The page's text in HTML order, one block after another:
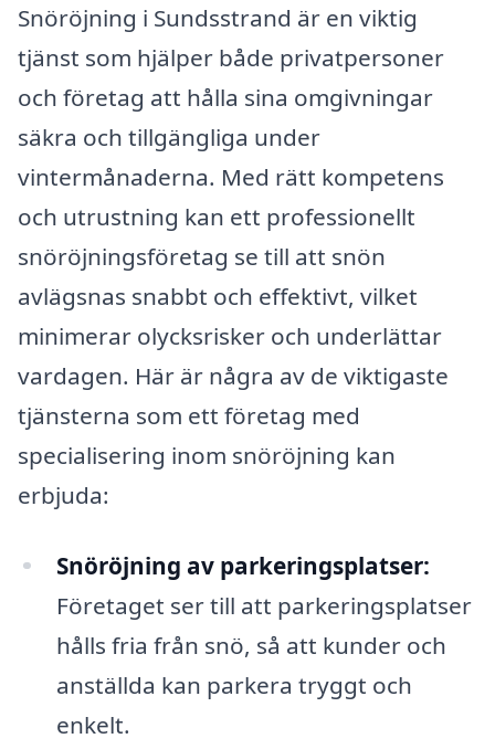
Snöröjning i Sundsstrand är en viktig
tjänst som hjälper både privatpersoner
och företag att hålla sina omgivningar
säkra och tillgängliga under
vintermånaderna. Med rätt kompetens
och utrustning kan ett professionellt
snöröjningsföretag se till att snön
avlägsnas snabbt och effektivt, vilket
minimerar olycksrisker och underlättar
vardagen. Här är några av de viktigaste
tjänsterna som ett företag med
specialisering inom snöröjning kan
erbjuda:
Snöröjning av parkeringsplatser:
Företaget ser till att parkeringsplatser
hålls fria från snö, så att kunder och
anställda kan parkera tryggt och
enkelt.